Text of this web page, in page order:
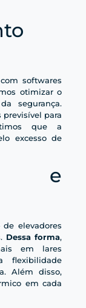
softwares
otimizar o
segurança.
previsível para
que a
excesso de
e
elevadores
Dessa forma,
em lares
flexibilidade
Além disso,
em cada